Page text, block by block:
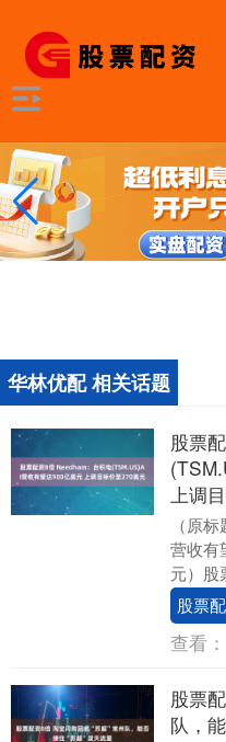
华林优配 相关话题
股票
上调
（原
营收有
元）股
股票
查看：
股票
队，